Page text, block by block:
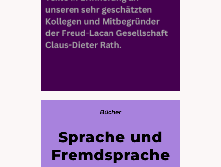
Bücher
Sprache und
Fremdsprache